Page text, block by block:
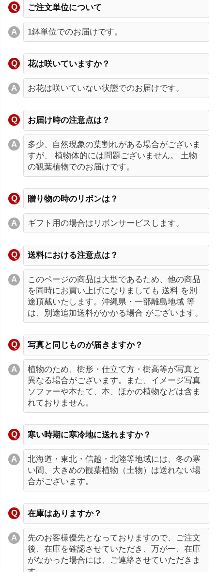
ご注文単位について
1鉢単位でのお届けです。
花は咲いていますか？
お花は咲いていない状態でのお届けです。
お届け時の注意点は？
多少、自然現象の葉割れがある場合がございま
すが、 植物体的には問題ございません。 土物
の観葉植物でのお届けです。
贈り物の時のリボンは？
ギフト用の場合はリボンサービスします。
送料における注意点は？
このページの商品は大型であるため、他の商品
を同時にお買い上げになりましても 送料 を別
途頂戴いたします。沖縄県・一部離島地域 等
は、別途追加送料がかかる場合 がございます。
写真と同じものが届きますか？
植物のため、樹形・仕立て方・樹高等が写真と
異なる場合がございます。また、イメージ写真
ソファーや本たて、本、ほかの植物などは含ま
れておりません。
寒い時期に寒冷地に送れますか？
北海道・東北・信越・北陸等地域には、冬の寒
い間、大きめの観葉植物（土物）は送れない場
合がございます。
在庫はありますか？
先のお客様優先となっておりますので、ご注文
後、在庫を確認させていただき、万が一、在庫
がなかった場合には、ご連絡させていただきま